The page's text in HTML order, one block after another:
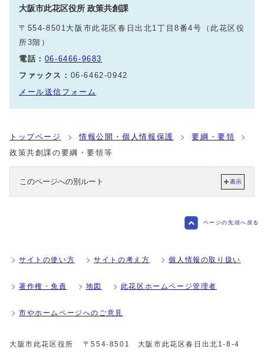
大阪市此花区役所 政策共創課
〒554-8501大阪市此花区春日出北1丁目8番4号（此花区役
所3階）
電話： 06-6466-9683
ファックス： 06-6462-0942
メール送信フォーム
トップページ 情報公開・個人情報保護
要綱・要領
政策共創課の要綱・要領等
このページへの別ルート 表示
ページの先頭へ戻る
サイトの使い方 サイトの考え方 個人情報の取り扱い
著作権・免責 地図 此花区ホームページ管理者
市やホームページへのご意見
大阪市此花区役所 〒554-8501 大阪市此花区春日出北1-8-4